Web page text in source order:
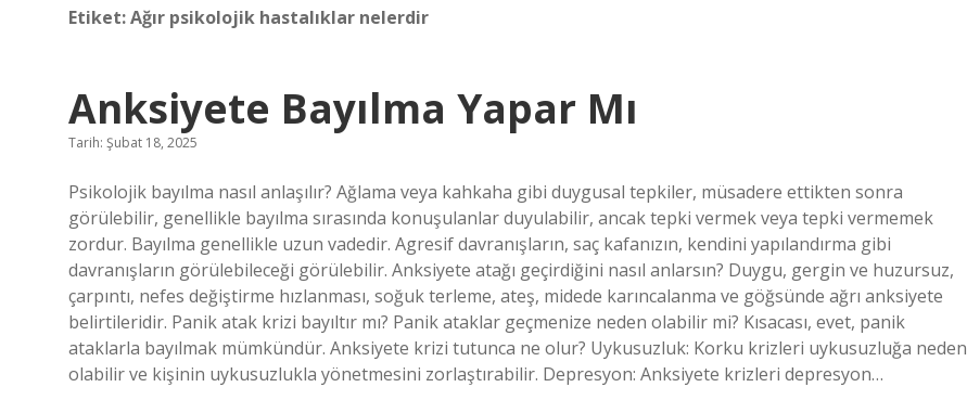
Etiket:Ağır psikolojik hastalıklar nelerdir
Anksiyete Bayılma Yapar Mı
Tarih: Şubat 18, 2025
Psikolojik bayılma nasıl anlaşılır? Ağlama veya kahkaha gibi duygusal tepkiler, müsadere ettikten sonra
görülebilir, genellikle bayılma sırasında konuşulanlar duyulabilir, ancak tepki vermek veya tepki vermemek
zordur. Bayılma genellikle uzun vadedir. Agresif davranışların, saç kafanızın, kendini yapılandırma gibi
davranışların görülebileceği görülebilir. Anksiyete atağı geçirdiğini nasıl anlarsın? Duygu, gergin ve huzursuz,
çarpıntı, nefes değiştirme hızlanması, soğuk terleme, ateş, midede karıncalanma ve göğsünde ağrı anksiyete
belirtileridir. Panik atak krizi bayıltır mı? Panik ataklar geçmenize neden olabilir mi? Kısacası, evet, panik
ataklarla bayılmak mümkündür. Anksiyete krizi tutunca ne olur? Uykusuzluk: Korku krizleri uykusuzluğa neden
olabilir ve kişinin uykusuzlukla yönetmesini zorlaştırabilir. Depresyon: Anksiyete krizleri depresyon…